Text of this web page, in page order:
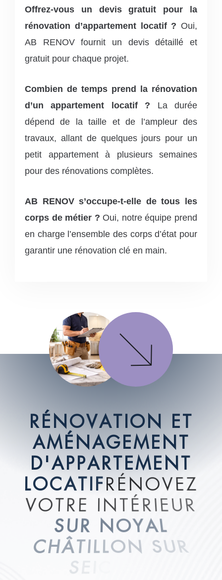
Offrez-vous un devis gratuit pour la
rénovation d’appartement locatif ? Oui,
AB RENOV fournit un devis détaillé et
gratuit pour chaque projet.
Combien de temps prend la rénovation
d’un appartement locatif ? La durée
dépend de la taille et de l’ampleur des
travaux, allant de quelques jours pour un
petit appartement à plusieurs semaines
pour des rénovations complètes.
AB RENOV s’occupe-t-elle de tous les
corps de métier ? Oui, notre équipe prend
en charge l’ensemble des corps d’état pour
garantir une rénovation clé en main.
RÉNOVATION ET
AMÉNAGEMENT
D'APPARTEMENT
LOCATIFRÉNOVEZ
VOTRE I NTÉRIEUR
SUR NOYAL
CHÂTILLON SUR
S